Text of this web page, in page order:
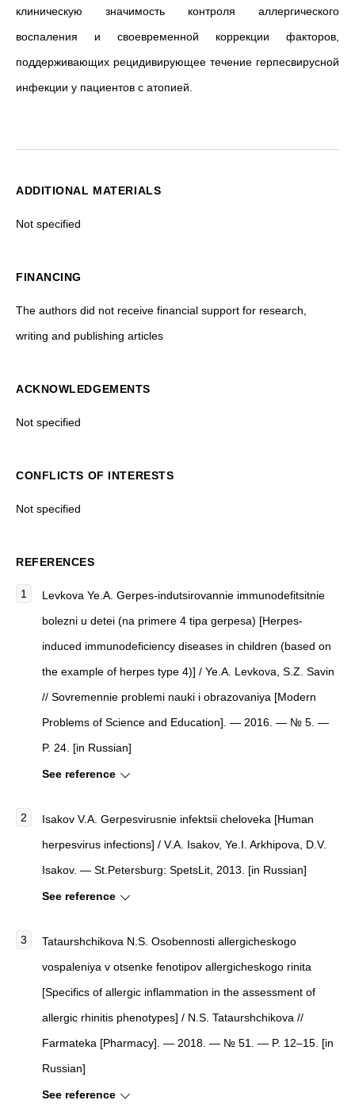
клиническую значимость контроля аллергического
воспаления и своевременной коррекции факторов,
поддерживающих рецидивирующее течение герпесвирусной
инфекции у пациентов с атопией.
ADDITIONAL MATERIALS
Not specified
FINANCING
The authors did not receive financial support for research,
writing and publishing articles
ACKNOWLEDGEMENTS
Not specified
CONFLICTS OF INTERESTS
Not specified
REFERENCES
Levkova Ye.A. Gerpes-indutsirovannie immunodefitsitnie
bolezni u detei (na primere 4 tipa gerpesa) [Herpes-
induced immunodeficiency diseases in children (based on
the example of herpes type 4)] / Ye.A. Levkova, S.Z. Savin
// Sovremennie problemi nauki i obrazovaniya [Modern
Problems of Science and Education]. — 2016. — № 5. —
P. 24. [in Russian]
See reference
Isakov V.A. Gerpesvirusnie infektsii cheloveka [Human
herpesvirus infections] / V.A. Isakov, Ye.I. Arkhipova, D.V.
Isakov. — St.Petersburg: SpetsLit, 2013. [in Russian]
See reference
Tataurshchikova N.S. Osobennosti allergicheskogo
vospaleniya v otsenke fenotipov allergicheskogo rinita
[Specifics of allergic inflammation in the assessment of
allergic rhinitis phenotypes] / N.S. Tataurshchikova //
Farmateka [Pharmacy]. — 2018. — № 51. — P. 12–15. [in
Russian]
See reference